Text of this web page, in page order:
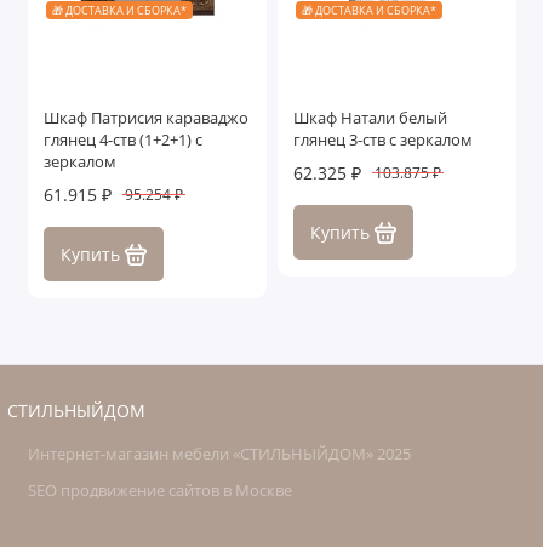
🎁 ДОСТАВКА И СБОРКА*
Шкаф Патрисия караваджо
глянец 4-ств (1+2+1) с
зеркалом
61.915 ₽ 95.254 ₽
Купить
🎁 ДОСТАВКА И СБОРКА*
Шкаф Натали белый
глянец 3-ств с зеркалом
62.325 ₽ 103.875 ₽
Купить
СТИЛЬНЫЙДОМ
Интернет-магазин мебели «СТИЛЬНЫЙДОМ» 2025
SEO продвижение сайтов в Москве